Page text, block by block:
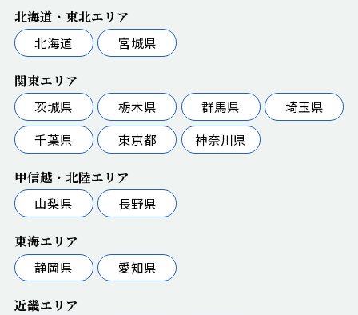
北海道・東北エリア
北海道
宮城県
関東エリア
茨城県
栃木県 群馬県
埼玉県
千葉県
東京都 神奈川県
甲信越・北陸エリア
山梨県
長野県
東海エリア
静岡県
愛知県
近畿エリア